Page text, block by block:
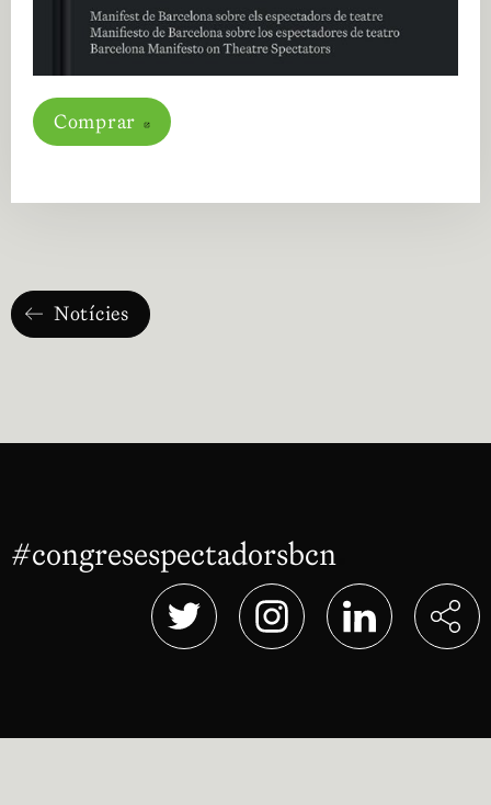
Comprar Abre en nueva ventana
Notícies
#congresespectadorsbcn
Abre en nueva ventana
Abre en nueva ventana
Abre en nueva